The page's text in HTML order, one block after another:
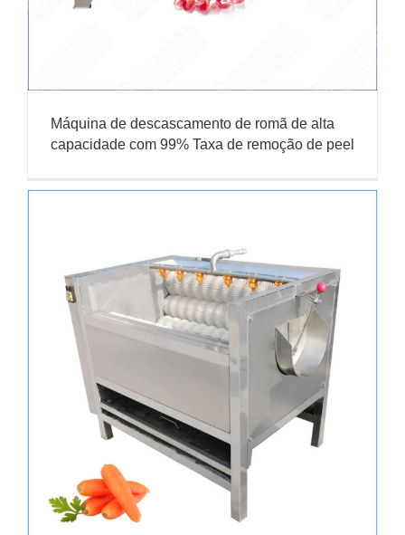
Máquina de descascamento de romã de alta
capacidade com 99% Taxa de remoção de peel